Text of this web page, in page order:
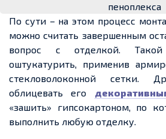
пеноплекса
По сути – на этом процесс
можно считать завершенным
вопрос с отделкой.
оштукатурить, применив
стекловолоконной сетки.
облицевать его
«зашить» гипсокартоном, по
выполнить любую отделку.